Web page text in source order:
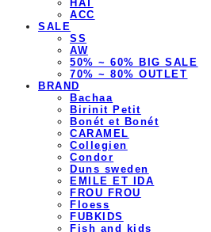
HAT
ACC
SALE
SS
AW
50% ~ 60% BIG SALE
70% ~ 80% OUTLET
BRAND
Bachaa
Birinit Petit
Bonét et Bonét
CARAMEL
Collegien
Condor
Duns sweden
EMILE ET IDA
FROU FROU
Floess
FUBKIDS
Fish and kids